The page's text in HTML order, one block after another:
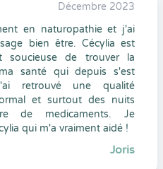
Décembre 2023
en naturopathie et j'ai
bien être. Cécylia est
soucieuse de trouver la
santé qui depuis s'est
retrouvé une qualité
et surtout des nuits
de medicaments. Je
qui m'a vraiment aidé !
Joris